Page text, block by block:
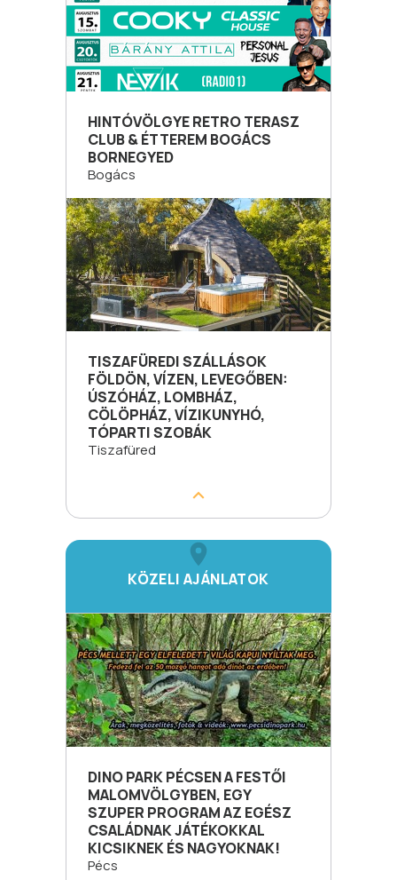
HINTÓVÖLGYE RETRO TERASZ
CLUB & ÉTTEREM BOGÁCS
BORNEGYED
Bogács
TISZAFÜREDI SZÁLLÁSOK
FÖLDÖN, VÍZEN, LEVEGŐBEN:
ÚSZÓHÁZ, LOMBHÁZ,
CÖLÖPHÁZ, VÍZIKUNYHÓ,
TÓPARTI SZOBÁK
Tiszafüred
KÖZELI AJÁNLATOK
DINO PARK PÉCSEN A FESTŐI
MALOMVÖLGYBEN, EGY
SZUPER PROGRAM AZ EGÉSZ
CSALÁDNAK JÁTÉKOKKAL
KICSIKNEK ÉS NAGYOKNAK!
Pécs